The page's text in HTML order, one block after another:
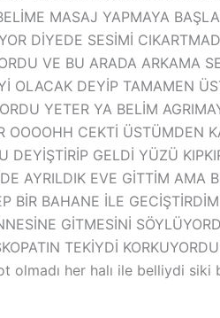
MASAJ YAPMAYA
DİYEDE SESİMİ
VE BU ARADA ARKAMA
OLACAK DEYİP TAMAMEN
YETER YA BELİM
OOOOHH CEKTİ ÜSTÜMDEN
DEYİŞTİRİP GELDİ YÜZÜ
AYRILDIK EVE GİTTİM AMA
BİR BAHANE İLE
GİTMESİNİ
TEKİYDİ
her halı ile belliydi siki